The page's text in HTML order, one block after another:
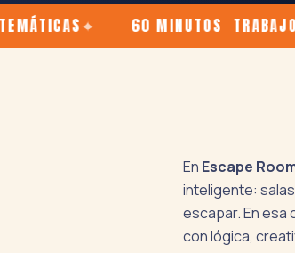
60 MINUTOS TRABAJO EN
En Escape
inteligente:
escapar. En esa
con lógica,